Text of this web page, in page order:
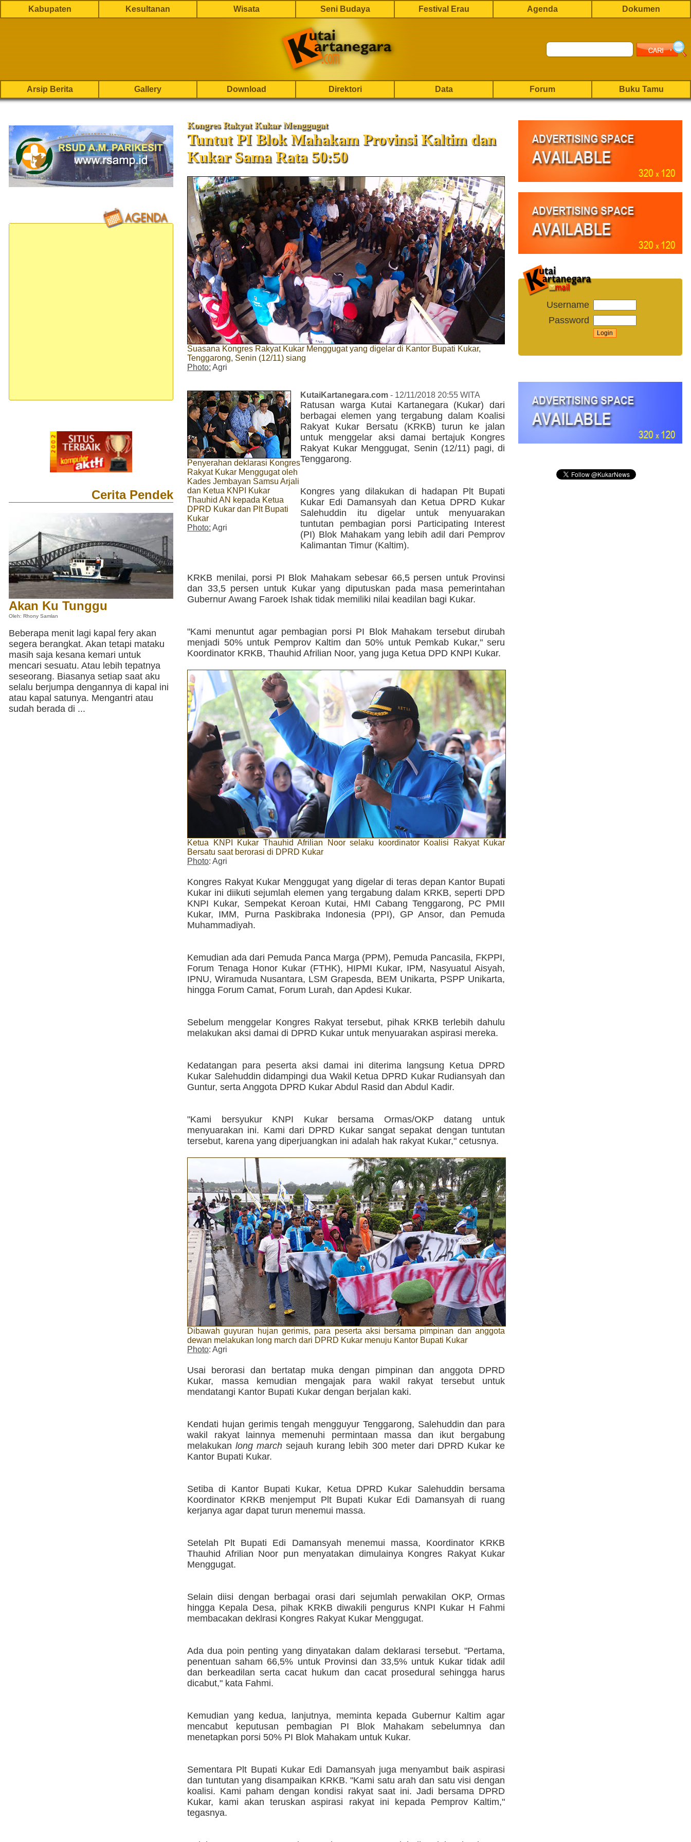
Kabupaten Kesultanan Wisata Seni Budaya Festival Erau Agenda Dokumen
Arsip Berita Gallery Download Direktori Data Forum Buku Tamu
Cerita Pendek
Akan Ku Tunggu
Oleh: Rhony Samlan
Beberapa menit lagi kapal fery akan
segera berangkat. Akan tetapi mataku
masih saja kesana kemari untuk
mencari sesuatu. Atau lebih tepatnya
seseorang. Biasanya setiap saat aku
selalu berjumpa dengannya di kapal ini
atau kapal satunya. Mengantri atau
sudah berada di ...
Kongres Rakyat Kukar Menggugat
Tuntut PI Blok Mahakam Provinsi Kaltim dan
Kukar Sama Rata 50:50
Suasana Kongres Rakyat Kukar Menggugat yang digelar di Kantor Bupati Kukar,
Tenggarong, Senin (12/11) siang
Photo: Agri
Penyerahan deklarasi Kongres
Rakyat Kukar Menggugat oleh
Kades Jembayan Samsu Arjali
dan Ketua KNPI Kukar
Thauhid AN kepada Ketua
DPRD Kukar dan Plt Bupati
Kukar
Photo: Agri
KutaiKartanegara.com - 12/11/2018 20:55 WITA
Ratusan warga Kutai Kartanegara (Kukar) dari
berbagai elemen yang tergabung dalam Koalisi
Rakyat Kukar Bersatu (KRKB) turun ke jalan
untuk menggelar aksi damai bertajuk Kongres
Rakyat Kukar Menggugat, Senin (12/11) pagi, di
Tenggarong.
Kongres yang dilakukan di hadapan Plt Bupati
Kukar Edi Damansyah dan Ketua DPRD Kukar
Salehuddin itu digelar untuk menyuarakan
tuntutan pembagian porsi Participating Interest
(PI) Blok Mahakam yang lebih adil dari Pemprov
Kalimantan Timur (Kaltim).
KRKB menilai, porsi PI Blok Mahakam sebesar 66,5 persen untuk Provinsi
dan 33,5 persen untuk Kukar yang diputuskan pada masa pemerintahan
Gubernur Awang Faroek Ishak tidak memiliki nilai keadilan bagi Kukar.
"Kami menuntut agar pembagian porsi PI Blok Mahakam tersebut dirubah
menjadi 50% untuk Pemprov Kaltim dan 50% untuk Pemkab Kukar," seru
Koordinator KRKB, Thauhid Afrilian Noor, yang juga Ketua DPD KNPI Kukar.
Ketua KNPI Kukar Thauhid Afrilian Noor selaku koordinator Koalisi Rakyat Kukar
Bersatu saat berorasi di DPRD Kukar
Photo: Agri
Kongres Rakyat Kukar Menggugat yang digelar di teras depan Kantor Bupati
Kukar ini diikuti sejumlah elemen yang tergabung dalam KRKB, seperti DPD
KNPI Kukar, Sempekat Keroan Kutai, HMI Cabang Tenggarong, PC PMII
Kukar, IMM, Purna Paskibraka Indonesia (PPI), GP Ansor, dan Pemuda
Muhammadiyah.
Kemudian ada dari Pemuda Panca Marga (PPM), Pemuda Pancasila, FKPPI,
Forum Tenaga Honor Kukar (FTHK), HIPMI Kukar, IPM, Nasyuatul Aisyah,
IPNU, Wiramuda Nusantara, LSM Grapesda, BEM Unikarta, PSPP Unikarta,
hingga Forum Camat, Forum Lurah, dan Apdesi Kukar.
Sebelum menggelar Kongres Rakyat tersebut, pihak KRKB terlebih dahulu
melakukan aksi damai di DPRD Kukar untuk menyuarakan aspirasi mereka.
Kedatangan para peserta aksi damai ini diterima langsung Ketua DPRD
Kukar Salehuddin didampingi dua Wakil Ketua DPRD Kukar Rudiansyah dan
Guntur, serta Anggota DPRD Kukar Abdul Rasid dan Abdul Kadir.
"Kami bersyukur KNPI Kukar bersama Ormas/OKP datang untuk
menyuarakan ini. Kami dari DPRD Kukar sangat sepakat dengan tuntutan
tersebut, karena yang diperjuangkan ini adalah hak rakyat Kukar," cetusnya.
Dibawah guyuran hujan gerimis, para peserta aksi bersama pimpinan dan anggota
dewan melakukan long march dari DPRD Kukar menuju Kantor Bupati Kukar
Photo: Agri
Usai berorasi dan bertatap muka dengan pimpinan dan anggota DPRD
Kukar, massa kemudian mengajak para wakil rakyat tersebut untuk
mendatangi Kantor Bupati Kukar dengan berjalan kaki.
Kendati hujan gerimis tengah mengguyur Tenggarong, Salehuddin dan para
wakil rakyat lainnya memenuhi permintaan massa dan ikut bergabung
melakukanlong march sejauh kurang lebih 300 meter dari DPRD Kukar ke
Kantor Bupati Kukar.
Setiba di Kantor Bupati Kukar, Ketua DPRD Kukar Salehuddin bersama
Koordinator KRKB menjemput Plt Bupati Kukar Edi Damansyah di ruang
kerjanya agar dapat turun menemui massa.
Setelah Plt Bupati Edi Damansyah menemui massa, Koordinator KRKB
Thauhid Afrilian Noor pun menyatakan dimulainya Kongres Rakyat Kukar
Menggugat.
Selain diisi dengan berbagai orasi dari sejumlah perwakilan OKP, Ormas
hingga Kepala Desa, pihak KRKB diwakili pengurus KNPI Kukar H Fahmi
membacakan deklrasi Kongres Rakyat Kukar Menggugat.
Ada dua poin penting yang dinyatakan dalam deklarasi tersebut. "Pertama,
penentuan saham 66,5% untuk Provinsi dan 33,5% untuk Kukar tidak adil
dan berkeadilan serta cacat hukum dan cacat prosedural sehingga harus
dicabut," kata Fahmi.
Kemudian yang kedua, lanjutnya, meminta kepada Gubernur Kaltim agar
mencabut keputusan pembagian PI Blok Mahakam sebelumnya dan
menetapkan porsi 50% PI Blok Mahakam untuk Kukar.
Sementara Plt Bupati Kukar Edi Damansyah juga menyambut baik aspirasi
dan tuntutan yang disampaikan KRKB. "Kami satu arah dan satu visi dengan
koalisi. Kami paham dengan kondisi rakyat saat ini. Jadi bersama DPRD
Kukar, kami akan teruskan aspirasi rakyat ini kepada Pemprov Kaltim,"
tegasnya.
Username
Password